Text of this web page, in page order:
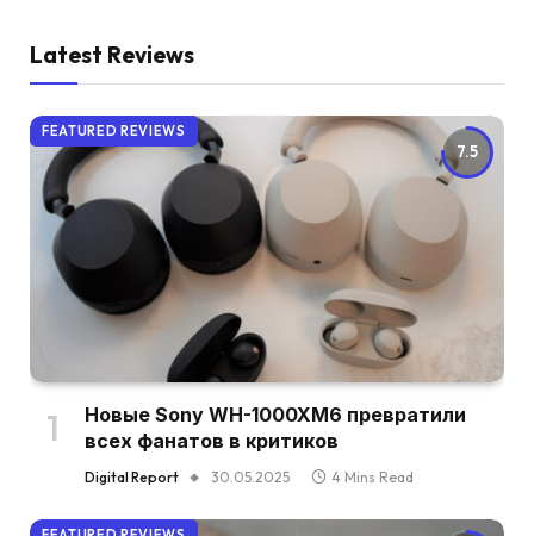
Latest Reviews
7.5
FEATURED REVIEWS
Новые Sony WH-1000XM6 превратили
всех фанатов в критиков
Digital Report 30.05.2025 4 Mins Read